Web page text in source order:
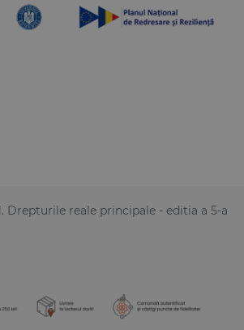
Drepturile reale principale - editia a 5-a